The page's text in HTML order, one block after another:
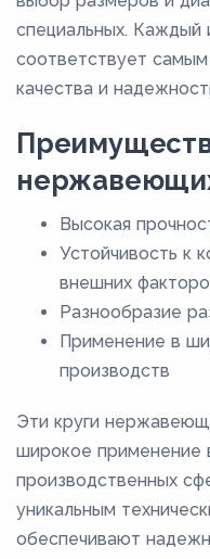
специальных. Каждый
соответствует
качества и
Высокая
Устойчивость к
внешних
Разнообразие
Применение в
производств
Эти круги
широкое применение
производственных
уникальным
обеспечивают